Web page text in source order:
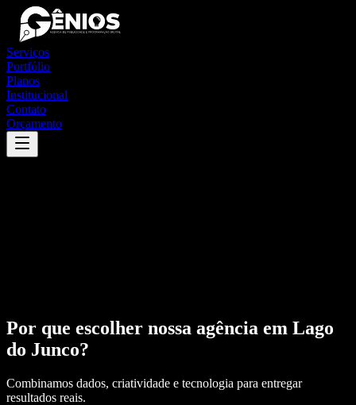
Serviços
Portfólio
Planos
Institucional
Contato
Orçamento
Por que escolher nossa agência em Lago
do Junco?
Combinamos dados, criatividade e tecnologia para entregar
resultados reais.